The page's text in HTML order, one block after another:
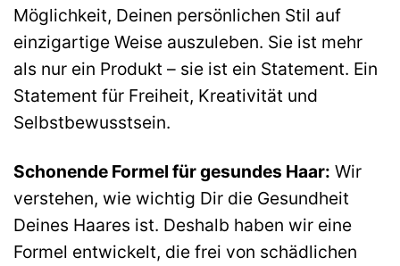
Möglichkeit, Deinen persönlichen Stil auf
einzigartige Weise auszuleben. Sie ist mehr
als nur ein Produkt – sie ist ein Statement. Ein
Statement für Freiheit, Kreativität und
Selbstbewusstsein.
Schonende Formel für gesundes Haar: Wir
verstehen, wie wichtig Dir die Gesundheit
Deines Haares ist. Deshalb haben wir eine
Formel entwickelt, die frei von schädlichen